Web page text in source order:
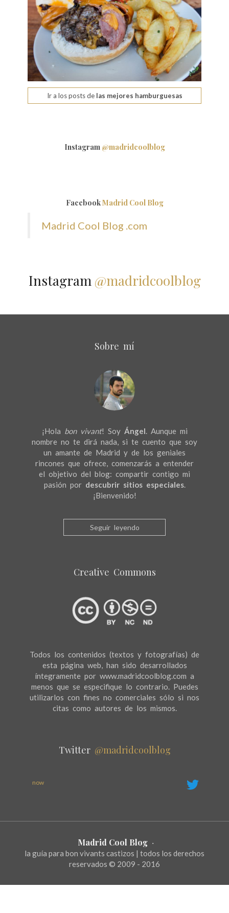
Ir a los posts delas mejores hamburguesas
Instagram @madridcoolblog
FacebookMadrid Cool Blog
Madrid Cool Blog .com
Instagram @madridcoolblog
Sobre mí
¡Hola bon vivant! Soy Ángel. Aunque mi
nombre no te dirá nada, si te cuento que soy
un amante de Madrid y de los geniales
rincones que ofrece, comenzarás a entender
el objetivo del blog: compartir contigo mi
pasión por descubrir sitios especiales.
¡Bienvenido!
Seguir leyendo
Creative Commons
Todos los contenidos (textos y fotografías) de
esta página web, han sido desarrollados
íntegramente por www.madridcoolblog.com a
menos que se especifique lo contrario. Puedes
utilizarlos con fines no comerciales sólo si nos
citas como autores de los mismos.
Twitter @madridcoolblog
now
Madrid Cool Blog ·
la guía para bon vivants castizos | todos los derechos
reservados © 2009 - 2016